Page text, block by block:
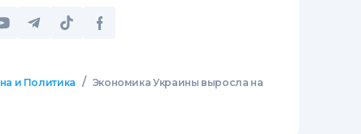
и Политика / Экономика Украины выросла на